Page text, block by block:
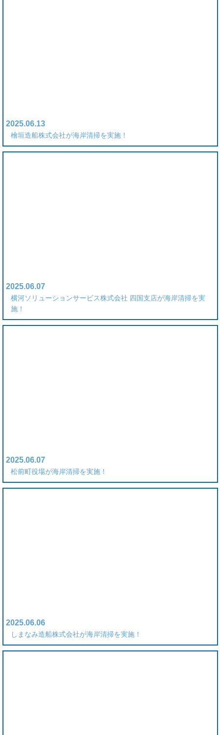
2025.06.13
檜垣造船株式会社が海岸清掃を実施！
2025.06.07
横河ソリューションサービス株式会社 四国支店が海岸清掃を実
施！
2025.06.07
松前町役場が海岸清掃を実施！
2025.06.06
しまなみ造船株式会社が海岸清掃を実施！